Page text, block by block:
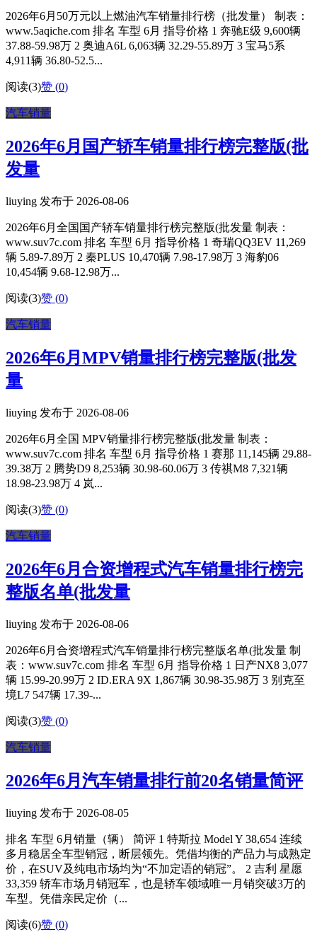
2026年6月50万元以上燃油汽车销量排行榜（批发量） 制表：
www.5aqiche.com 排名 车型 6月 指导价格 1 奔驰E级 9,600辆
37.88-59.98万 2 奥迪A6L 6,063辆 32.29-55.89万 3 宝马5系
4,911辆 36.80-52.5...
阅读(3)赞 (0)
汽车销量
2026年6月国产轿车销量排行榜完整版(批
发量
liuying 发布于 2026-08-06
2026年6月全国国产轿车销量排行榜完整版(批发量 制表：
www.suv7c.com 排名 车型 6月 指导价格 1 奇瑞QQ3EV 11,269
辆 5.89-7.89万 2 秦PLUS 10,470辆 7.98-17.98万 3 海豹06
10,454辆 9.68-12.98万...
阅读(3)赞 (0)
汽车销量
2026年6月MPV销量排行榜完整版(批发
量
liuying 发布于 2026-08-06
2026年6月全国 MPV销量排行榜完整版(批发量 制表：
www.suv7c.com 排名 车型 6月 指导价格 1 赛那 11,145辆 29.88-
39.38万 2 腾势D9 8,253辆 30.98-60.06万 3 传祺M8 7,321辆
18.98-23.98万 4 岚...
阅读(3)赞 (0)
汽车销量
2026年6月合资增程式汽车销量排行榜完
整版名单(批发量
liuying 发布于 2026-08-06
2026年6月合资增程式汽车销量排行榜完整版名单(批发量 制
表：www.suv7c.com 排名 车型 6月 指导价格 1 日产NX8 3,077
辆 15.99-20.99万 2 ID.ERA 9X 1,867辆 30.98-35.98万 3 别克至
境L7 547辆 17.39-...
阅读(3)赞 (0)
汽车销量
2026年6月汽车销量排行前20名销量简评
liuying 发布于 2026-08-05
排名 车型 6月销量（辆） 简评 1 特斯拉 Model Y 38,654 连续
多月稳居全车型销冠，断层领先。凭借均衡的产品力与成熟定
价，在SUV及纯电市场均为“不加定语的销冠”。 2 吉利 星愿
33,359 轿车市场月销冠军，也是轿车领域唯一月销突破3万的
车型。凭借亲民定价（...
阅读(6)赞 (0)